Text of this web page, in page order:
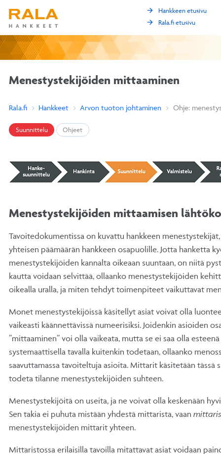
arrow_forward
Hankkeen etusivu
arrow_forward
Rala.fi etusivu
Menestystekijöiden mittaaminen
Rala.fi Hankkeet Arvon tuoton johtaminen Ohje:
Suunnittelu Ohjeet
Menestystekijöiden mittaamisen
Tavoitedokumentissa on kuvattu hankkeen
yhteisen päämäärän hankkeen osapuolille. Jotta hanketta
menestystekijöiden kannalta oikeaan suuntaan, on niitä
kautta voidaan selvittää, ollaanko menestystekijöiden
oikealla uralla, ja miten tehdyt toimenpiteet vaikuttavat
Monet menestystekijöissä käsitellyt asiat voivat olla
vaikeasti käännettävissä numeerisiksi. Joidenkin asioiden
”mittaaminen” voi olla vaikeata, mutta se ei saa olla
systemaattisella tavalla kuitenkin todetaan, ollaanko
saavuttamassa tavoiteltuja asioita. Mittarit käsitetään tässä
todeta tilanne menestystekijöiden suhteen.
Menestystekijöitä on useita, ja ne voivat olla keskenään
Sen takia ei puhuta mistään yhdestä mittarista, vaan
menestystekijöiden mittarit yhteen.
Mittaristossa erilaisilla tavoilla mitattavat asiat voidaan